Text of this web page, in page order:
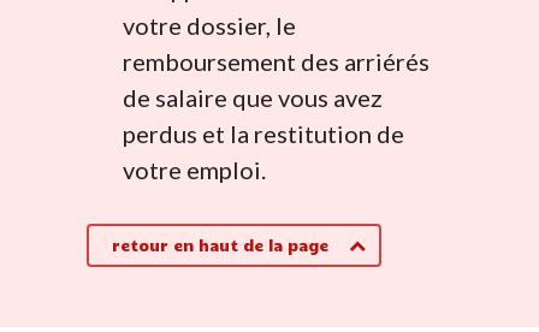
votre dossier, le
remboursement des arriérés
de salaire que vous avez
perdus et la restitution de
votre emploi.
retour en haut de la page